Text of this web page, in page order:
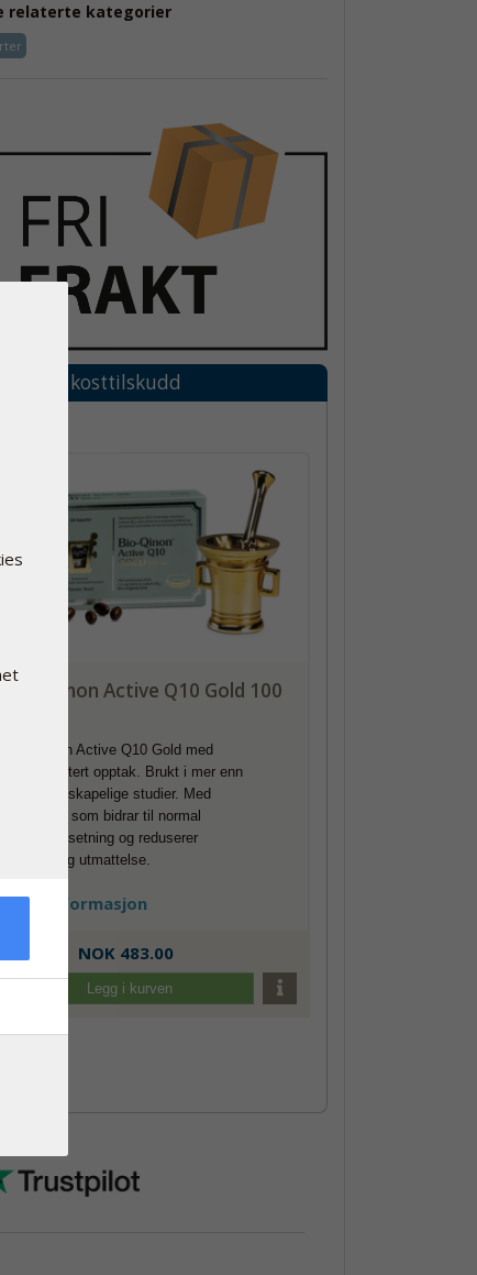
relaterte kategorier
kosttilskudd
Bio-Qinon Active Q10 Gold 100
Bio-Qinon Active Q10 Gold med
dokumentert opptak. Brukt i mer enn
180 vitenskapelige studier. Med
riboflavin som bidrar til normal
energiomsetning og reduserer
tretthet og utmattelse.
Mer informasjon
60 stk. NOK 483.00
Legg i kurven